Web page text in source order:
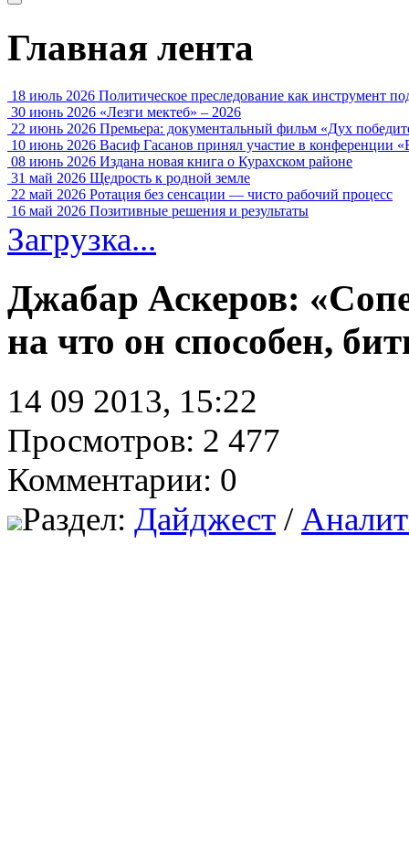
Главная лента
18 июль 2026 Политическое преследование как инструмент
30 июнь 2026 «Лезги мектеб» – 2026
22 июнь 2026 Премьера: документальный фильм «Дух
10 июнь 2026 Васиф Гасанов принял участие в конференции
08 июнь 2026 Издана новая книга о Курахском районе
31 май 2026 Щедрость к родной земле
22 май 2026 Ротация без сенсации — чисто рабочий процесс
16 май 2026 Позитивные решения и результаты
Загрузка...
Джабар Аскеров:
на что он способен,
14 09 2013, 15:22
Просмотров: 2 477
Комментарии: 0
Раздел: Дайджест /